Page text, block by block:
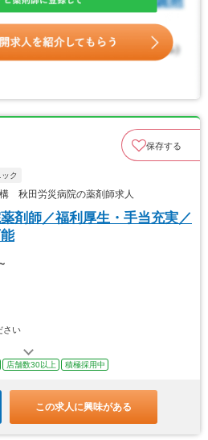
保存する
ク
秋田労災病院の薬剤師求人
剤師／福利厚生・手当充実／
さい
店舗数30以上 積極採用中
この求人に興味がある